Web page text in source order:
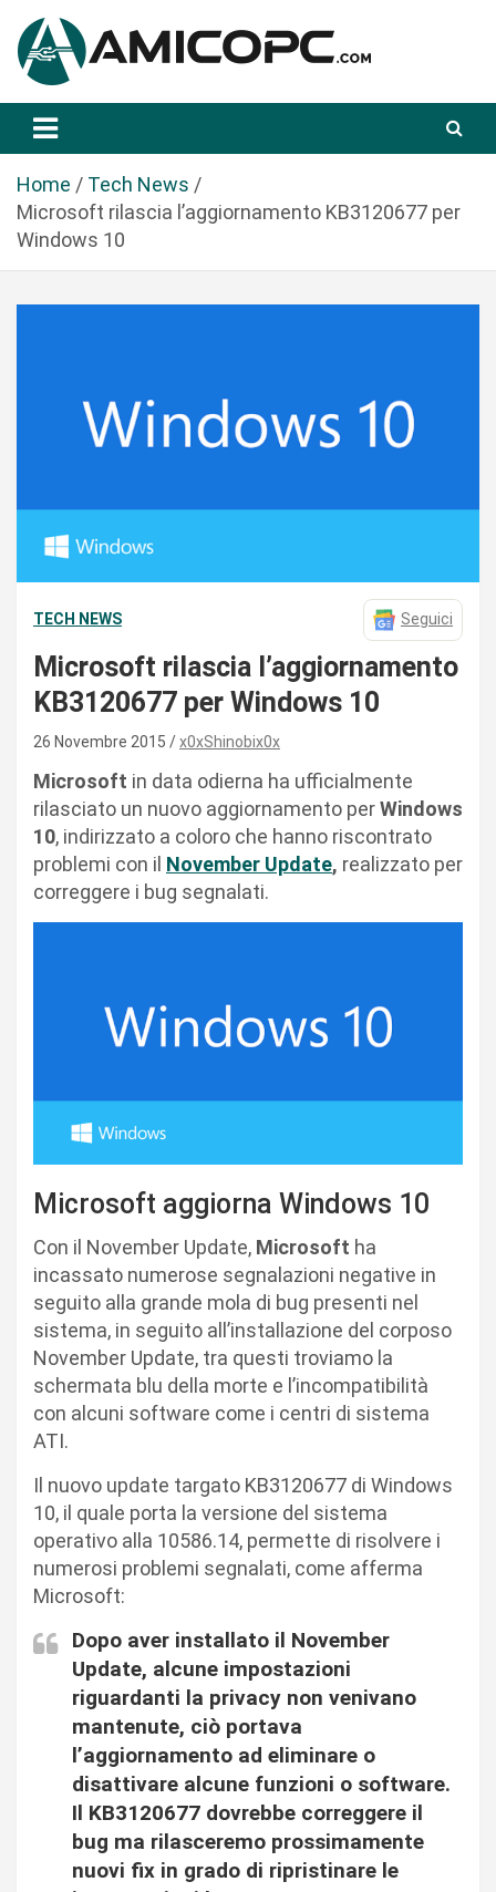
a
Amicopc.com
Home
Tech News
Microsoft rilascia l’aggiornamento KB3120677 per
Windows 10
TECH NEWS Seguici
Microsoft rilascia l’aggiornamento
KB3120677 per Windows 10
26 Novembre 2015 x0xShinobix0x
Microsoft in data odierna ha ufficialmente
rilasciato un nuovo aggiornamento perWindows
10, indirizzato a coloro che hanno riscontrato
problemi con il November Update, realizzato per
correggere i bug segnalati.
Microsoft aggiorna Windows 10
Con il November Update, Microsoft ha
incassato numerose segnalazioni negative in
seguito alla grande mola di bug presenti nel
sistema, in seguito all’installazione del corposo
November Update, tra questi troviamo la
schermata blu della morte e l’incompatibilità
con alcuni software come i centri di sistema
ATI.
Il nuovo update targato KB3120677 di Windows
10, il quale porta la versione del sistema
operativo alla 10586.14, permette di risolvere i
numerosi problemi segnalati, come afferma
Microsoft:
Dopo aver installato il November
Update, alcune impostazioni
riguardanti la privacy non venivano
mantenute, ciò portava
l’aggiornamento ad eliminare o
disattivare alcune funzioni o software.
Il KB3120677 dovrebbe correggere il
bug ma rilasceremo prossimamente
nuovi fix in grado di ripristinare le